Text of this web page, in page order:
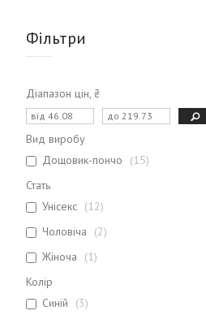
Фільтри
Діапазон цін, ₴
Вид виробу
Дощовик-пончо
15
Стать
Унісекс
12
Чоловіча
2
Жіноча
1
Колір
Синій
3